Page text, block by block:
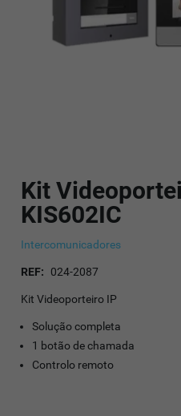
Kit
KIS602IC
Intercomunicadores
REF: 024-2087
Kit Videoporteiro IP
Solução completa
1 botão de chamada
Controlo remoto